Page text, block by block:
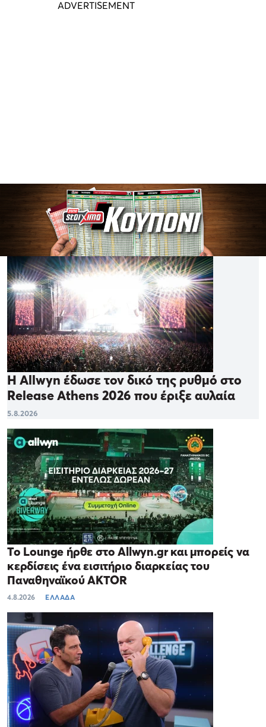
Η Allwyn έδωσε τον δικό της ρυθμό στο
Release Athens 2026 που έριξε αυλαία
5.8.2026
Το Lounge ήρθε στο Allwyn.gr και μπορείς να
κερδίσεις ένα εισιτήριο διαρκείας του
Παναθηναϊκού AKTOR
4.8.2026 ΕΛΛΑΔΑ